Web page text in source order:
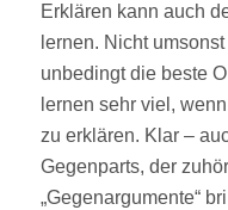
Erklären kann auch
lernen. Nicht
unbedingt die beste
lernen sehr viel,
zu erklären. Klar –
Gegenparts, der
„Gegenargumente“